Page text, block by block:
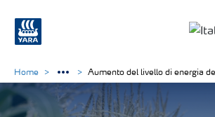
Home Aumento del livello di energia